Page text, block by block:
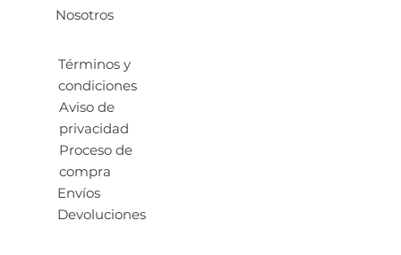
Nosotros
Términos y
condiciones
Aviso de
privacidad
Proceso de
compra
Envíos
Devoluciones